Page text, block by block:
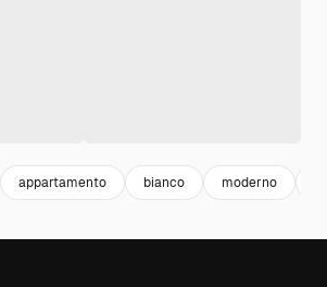
appartamento bianco moderno